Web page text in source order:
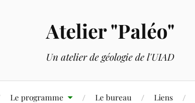
Atelier "Paléo"
Un atelier de géologie de l'UIAD
Le programme Le bureau Liens